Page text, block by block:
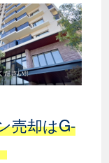
売却はG-